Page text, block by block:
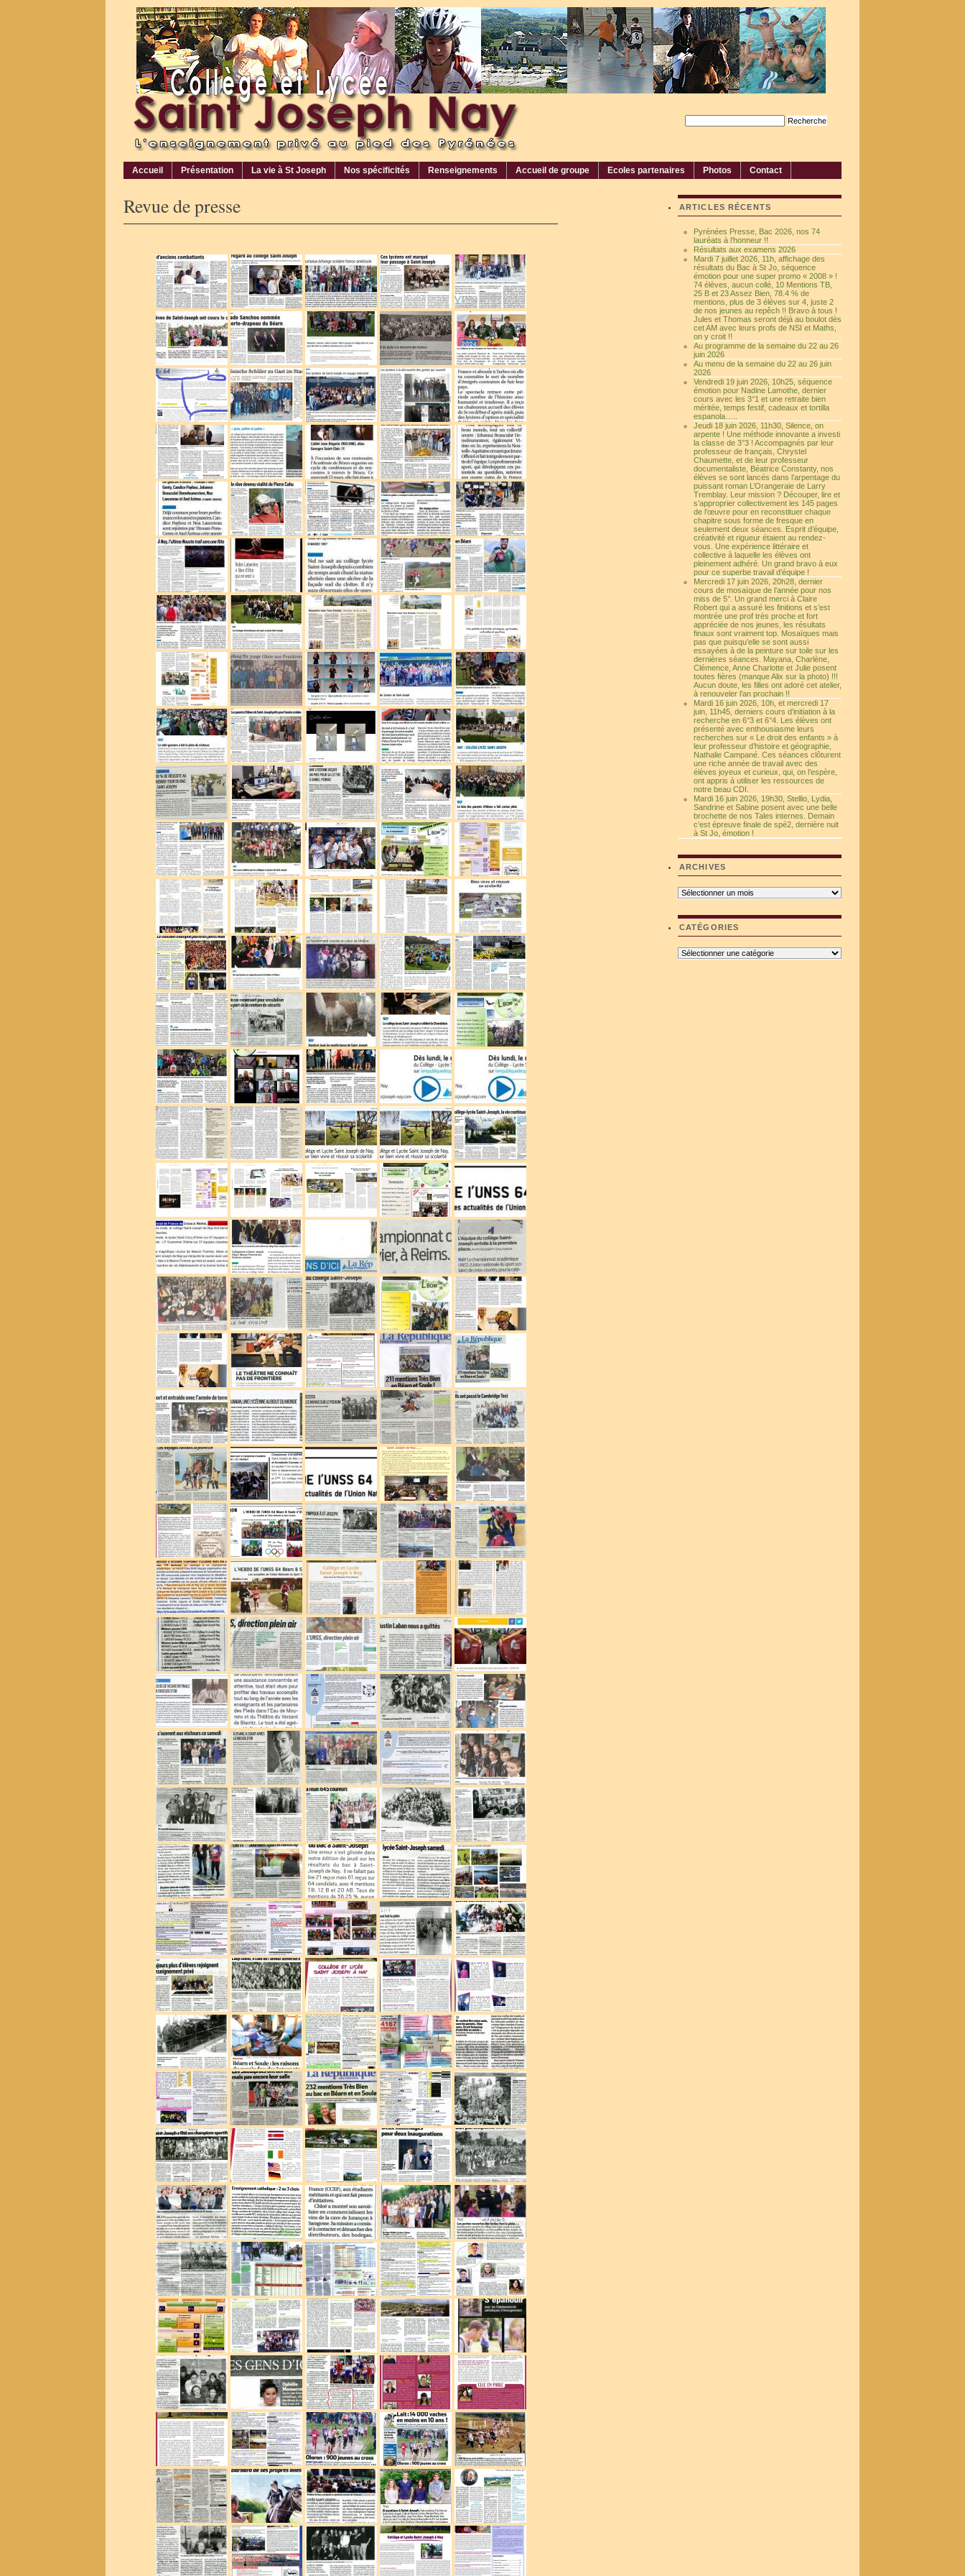
Accueil Présentation La vie à St Joseph Nos spécificités Renseignements Accueil de groupe Ecoles partenaires Photos Contact
Revue de presse ARTICLES RÉCENTS
Pyrénées Presse, Bac 2026, nos 74
lauréats à l’honneur !!
Résultats aux examens 2026
Mardi 7 juillet 2026, 11h, affichage des
résultats du Bac à St Jo, séquence
émotion pour une super promo « 2008 » !
74 élèves, aucun collé, 10 Mentions TB,
25 B et 23 Assez Bien, 78.4 % de
mentions, plus de 3 élèves sur 4, juste 2
de nos jeunes au repêch !! Bravo à tous !
Jules et Thomas seront déjà au boulot dès
cet AM avec leurs profs de NSI et Maths,
on y croit !!
Au programme de la semaine du 22 au 26
juin 2026
Au menu de la semaine du 22 au 26 juin
2026
Vendredi 19 juin 2026, 10h25, séquence
émotion pour Nadine Lamothe, dernier
cours avec les 3°1 et une retraite bien
méritée, temps festif, cadeaux et tortilla
espanola…..
Jeudi 18 juin 2026, 11h30, Silence, on
arpente ! Une méthode innovante a investi
la classe de 3°3 ! Accompagnés par leur
professeur de français, Chrystel
Chaumette, et de leur professeur
documentaliste, Béatrice Constanty, nos
élèves se sont lancés dans l’arpentage du
puissant roman L’Orangeraie de Larry
Tremblay. Leur mission ? Découper, lire et
s’approprier collectivement les 145 pages
de l’œuvre pour en reconstituer chaque
chapitre sous forme de fresque en
seulement deux séances. Esprit d’équipe,
créativité et rigueur étaient au rendez-
vous. Une expérience littéraire et
collective à laquelle les élèves ont
pleinement adhéré. Un grand bravo à eux
pour ce superbe travail d’équipe !
Mercredi 17 juin 2026, 20h28, dernier
cours de mosaïque de l’année pour nos
miss de 5°. Un grand merci à Claire
Robert qui a assuré les finitions et s’est
montrée une prof très proche et fort
appréciée de nos jeunes, les résultats
finaux sont vraiment top. Mosaïques mais
pas que puisqu’elle se sont aussi
essayées à de la peinture sur toile sur les
dernières séances. Mayana, Charlène,
Clémence, Anne Charlotte et Julie posent
toutes fières (manque Alix sur la photo) !!!
Aucun doute, les filles ont adoré cet atelier,
à renouveler l’an prochain !!
Mardi 16 juin 2026, 10h, et mercredi 17
juin, 11h45, derniers cours d’initiation à la
recherche en 6°3 et 6°4. Les élèves ont
présenté avec enthousiasme leurs
recherches sur « Le droit des enfants » à
leur professeur d’histoire et géographie,
Nathalie Campané. Ces séances clôturent
une riche année de travail avec des
élèves joyeux et curieux, qui, on l’espère,
ont appris à utiliser les ressources de
notre beau CDI.
Mardi 16 juin 2026, 19h30, Stellio, Lydia,
Sandrine et Sabine posent avec une belle
brochette de nos Tales internes. Demain
c’est épreuve finale de spé2, dernière nuit
à St Jo, émotion !
ARCHIVES
Archives
CATÉGORIES
Catégories